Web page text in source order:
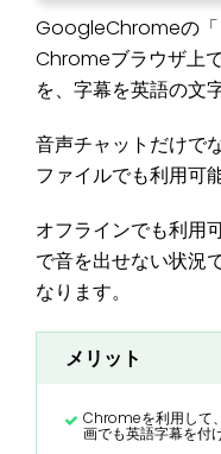
GoogleChromeの「
Chromeブラウザ上
を、字幕を英語の文
音声チャットだけで
ファイルでも利用可
オフラインでも利用
で音を出せない状況
なります。
メリット
Chromeを利用して
画でも英語字幕を付